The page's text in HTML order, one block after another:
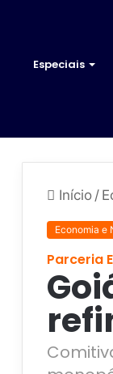
Especiais
Início /
Economia e
Parceria